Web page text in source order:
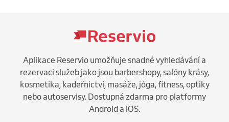
Aplikace Reservio umožňuje snadné vyhledávání a
rezervaci služeb jako jsou barbershopy, salóny krásy,
kosmetika, kadeřnictví, masáže, jóga, fitness, optiky
nebo autoservisy. Dostupná zdarma pro platformy
Android a iOS.